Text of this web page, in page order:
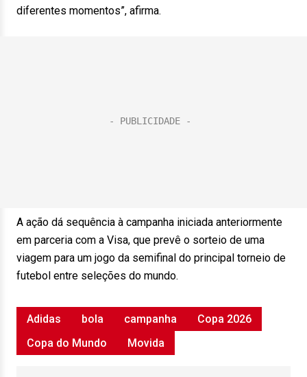
diferentes momentos”, afirma.
A ação dá sequência à campanha iniciada anteriormente
em parceria com a Visa, que prevê o sorteio de uma
viagem para um jogo da semifinal do principal torneio de
futebol entre seleções do mundo.
Adidas bola campanha
Copa 2026
Copa do Mundo
Movida